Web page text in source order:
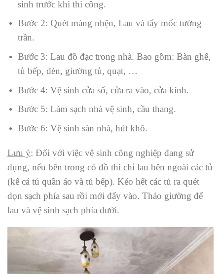
sinh trước khi thi công.
Bước 2: Quét màng nhện, Lau và tẩy mốc tường
trần.
Bước 3: Lau đồ đạc trong nhà. Bao gồm: Bàn ghế,
tủ bếp, đèn, giường tủ, quạt, …
Bước 4: Vệ sinh cửa sổ, cửa ra vào, cửa kính.
Bước 5: Làm sạch nhà vệ sinh, cầu thang.
Bước 6: Vệ sinh sàn nhà, hút khô.
Lưu ý: Đối với việc vệ sinh công nghiệp đang sử
dụng, nếu bên trong có đồ thì chỉ lau bên ngoài các tủ
(kể cả tủ quần áo và tủ bếp). Kéo hết các tủ ra quét
dọn sạch phía sau rồi mới đẩy vào. Tháo giường để
lau và vệ sinh sạch phía dưới.